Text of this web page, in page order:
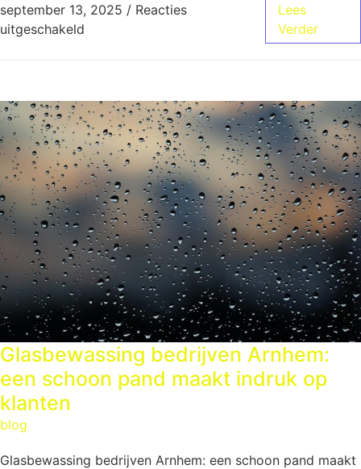
september 13, 2025 / Reacties
uitgeschakeld
Lees
Verder
Glasbewassing bedrijven Arnhem:
een schoon pand maakt indruk op
klanten
blog
Glasbewassing bedrijven Arnhem: een schoon pand maakt